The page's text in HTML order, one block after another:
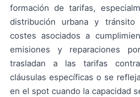
formación de tarifas,
distribución urbana y tránsito
costes asociados a
emisiones y reparaciones
trasladan a las tarifas
cláusulas específicas o se
en el spot cuando la capacidad